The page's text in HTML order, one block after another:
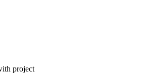
project